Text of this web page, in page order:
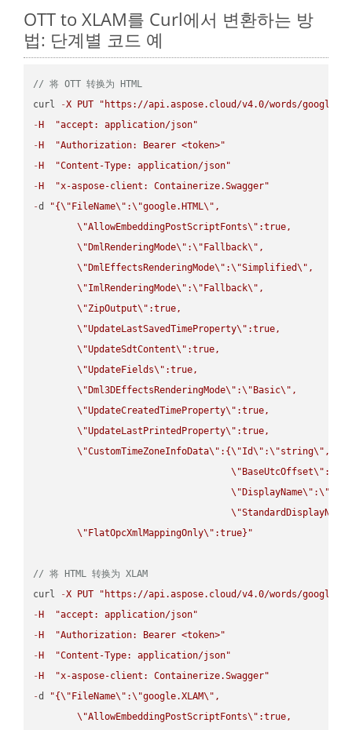
OTT to XLAM를 Curl에서 변환하는 방
법: 단계별 코드 예
// 将 OTT 转换为 HTML
curl
-X PUT
"https://api.aspose.cloud/v4.0/words/
- H
"accept: application/json"
- H
"Authorization: Bearer <token>"
- H
"Content-Type: application/json"
- H
"x-aspose-client: Containerize.Swagger"
-d "{\" FileName\" :\"google.HTML\" ,
\"AllowEmbeddingPostScriptFonts\" :true,
\" DmlRenderingMode\" :\" Fallback\" ,
\" DmlEffectsRenderingMode\" :\"Simplified\" ,
\"ImlRenderingMode\" :\" Fallback\" ,
\"ZipOutput\" :true,
\"UpdateLastSavedTimeProperty\" :true,
\"UpdateSdtContent\" :true,
\"UpdateFields\" :true,
\" Dml3DEffectsRenderingMode\" :\" Basic\" ,
\"UpdateCreatedTimeProperty\" :true,
\"UpdateLastPrintedProperty\" :true,
\"CustomTimeZoneInfoData\" :{\"Id\" :\"string\" ,
\" BaseUtcOffset\" :
\" DisplayName\" :\"
\"StandardDisplayName
\" FlatOpcXmlMappingOnly\" :true}"
// 将 HTML 转换为 XLAM
curl
-X PUT
"https://api.aspose.cloud/v4.0/words/
- H
"accept: application/json"
- H
"Authorization: Bearer <token>"
- H
"Content-Type: application/json"
- H
"x-aspose-client: Containerize.Swagger"
-d "{\" FileName\" :\"google.XLAM\" ,
\"AllowEmbeddingPostScriptFonts\" :true,